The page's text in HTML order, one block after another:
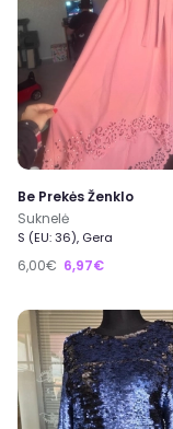
Be Prekės Ženklo
Suknelė
S (EU: 36), Gera
6,00€ 6,97€